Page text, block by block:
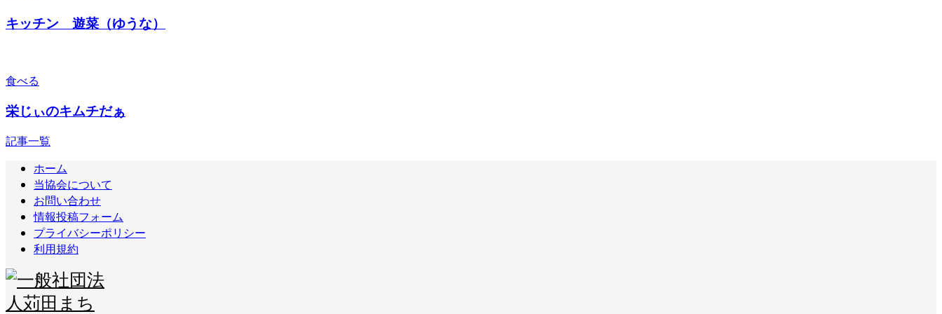
キッチン 遊菜（ゆうな）
食べる
栄じぃのキムチだぁ
記事一覧
ホーム
当協会について
お問い合わせ
情報投稿フォーム
プライバシーポリシー
利用規約